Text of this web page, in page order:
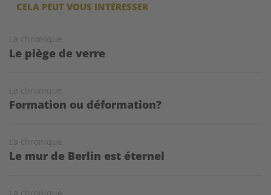
CELA PEUT VOUS INTÉRESSER
La chronique
Le piège de verre
La chronique
Formation ou déformation?
La chronique
Le mur de Berlin est éternel